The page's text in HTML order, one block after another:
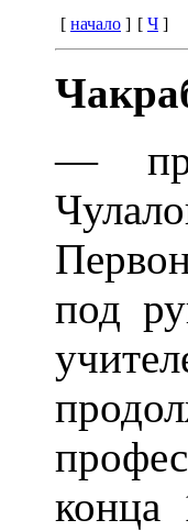
[ начало ] [ Ч ]
—
под
конца